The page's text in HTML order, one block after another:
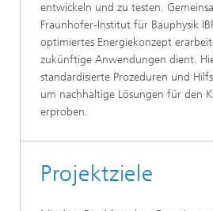
entwickeln und zu testen.
Fraunhofer-Institut für Bauphysik
optimiertes Energiekonzept
zukünftige Anwendungen dient.
standardisierte Prozeduren und
um nachhaltige Lösungen für den
erproben.
Projektziele